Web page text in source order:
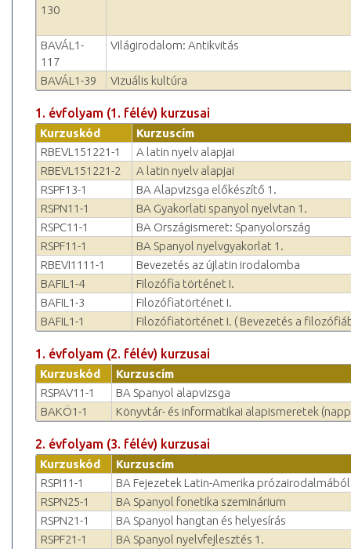
130
BAVÁL1-
117
Világirodalom: Antikvitás
BAVÁL1-39 Vizuális kultúra
1. évfolyam (1. félév) kurzusai
Kurzuskód
Kurzuscím
RBEVL151221-1
A latin nyelv alapjai
RBEVL151221-2
A latin nyelv alapjai
RSPF13-1
BA Alapvizsga előkészítő 1.
RSPN11-1
BA Gyakorlati spanyol nyelvtan 1.
RSPC11-1
BA Országismeret: Spanyolország
RSPF11-1
BA Spanyol nyelvgyakorlat 1.
RBEVI1111-1
Bevezetés az újlatin irodalomba
BAFIL1-4
Filozófia történet I.
BAFIL1-3
Filozófiatörténet I.
BAFIL1-1
Filozófiatörténet I. ( Bevezetés a
1. évfolyam (2. félév) kurzusai
Kurzuskód
Kurzuscím
RSPAV11-1
BA Spanyol alapvizsga
BAKÖ1-1
Könyvtár- és informatikai alapismeretek
2. évfolyam (3. félév) kurzusai
Kurzuskód
Kurzuscím
RSPI11-1
BA Fejezetek Latin-Amerika prózairodalmából
RSPN25-1
BA Spanyol fonetika szeminárium
RSPN21-1
BA Spanyol hangtan és helyesírás
RSPF21-1
BA Spanyol nyelvfejlesztés 1.